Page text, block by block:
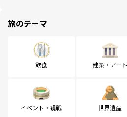
旅のテーマ
飲食 建築・アート
イベント・観戦 世界遺産